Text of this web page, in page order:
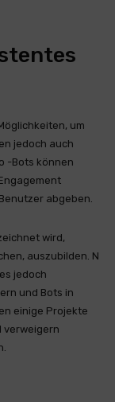
um
jedoch auch
-Bots können
abgeben.
wird,
auszubilden. N
jedoch
und Bots in
einige Projekte
verweigern